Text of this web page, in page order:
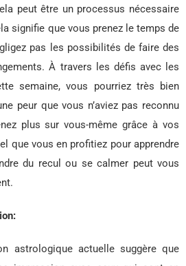
peut être un processus nécessaire
signifie que vous prenez le temps de
pas les possibilités de faire des
À travers les défis avec les
semaine, vous pourriez très bien
peur que vous n’aviez pas reconnu
plus sur vous-même grâce à vos
que vous en profitiez pour apprendre
du recul ou se calmer peut vous
astrologique actuelle suggère que